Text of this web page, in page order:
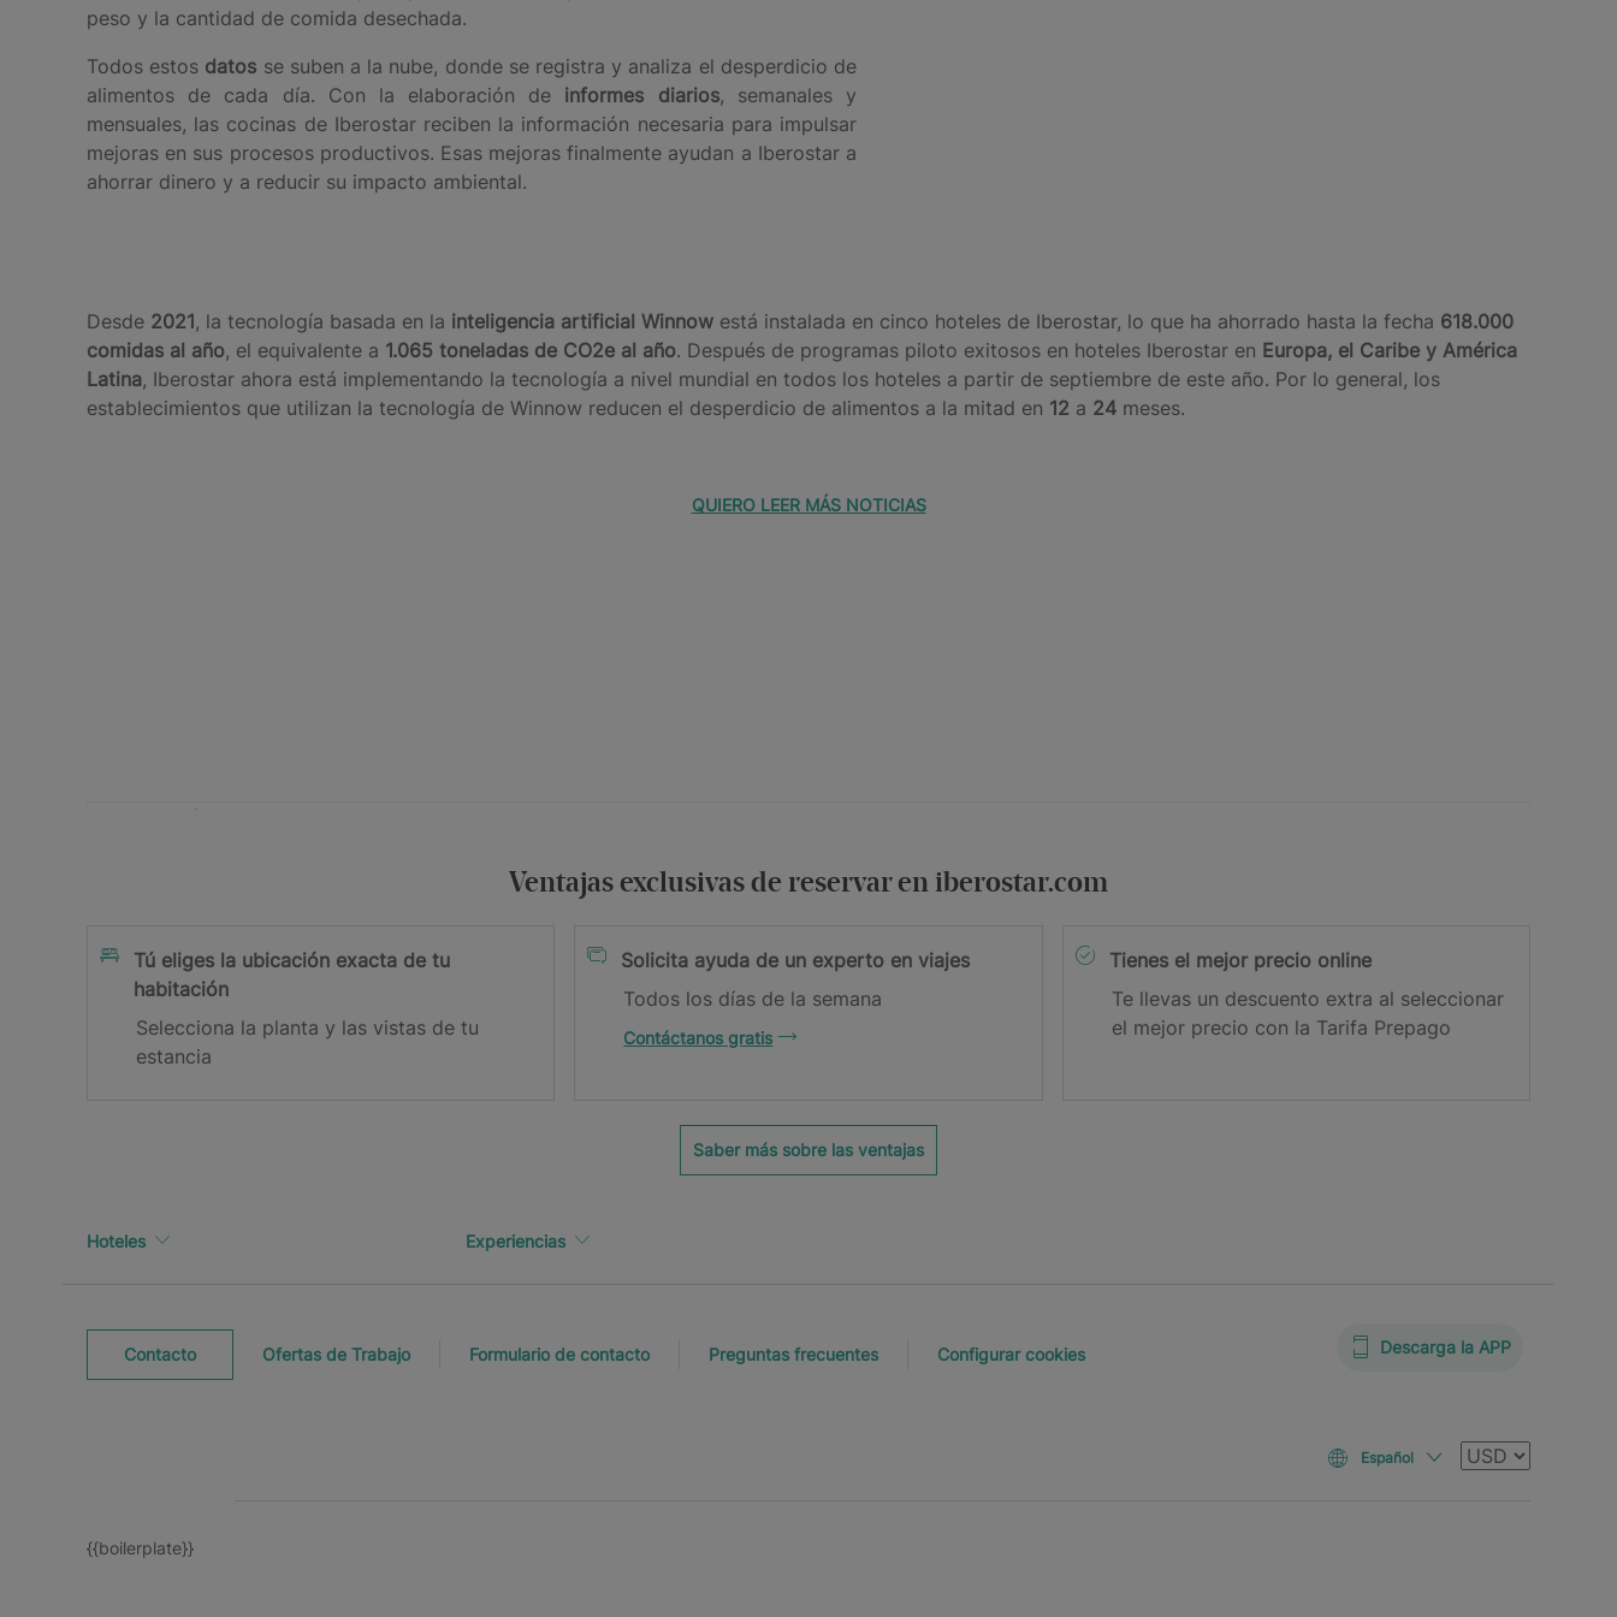
peso y la cantidad de comida desechada.
Todos estos datos se suben a la nube, donde se registra y analiza el desperdicio de
alimentos de cada día. Con la elaboración de informes diarios, semanales y
mensuales, las cocinas de Iberostar reciben la información necesaria para impulsar
mejoras en sus procesos productivos. Esas mejoras finalmente ayudan a Iberostar a
ahorrar dinero y a reducir su impacto ambiental.
Desde 2021, la tecnología basada en la inteligencia artificial Winnow está instalada en cinco hoteles de Iberostar, lo que ha ahorrado hasta la fecha 618.000
comidas al año, el equivalente a 1.065 toneladas de CO2e al año. Después de programas piloto exitosos en hoteles Iberostar en Europa, el Caribe y América
Latina, Iberostar ahora está implementando la tecnología a nivel mundial en todos los hoteles a partir de septiembre de este año. Por lo general, los
establecimientos que utilizan la tecnología de Winnow reducen el desperdicio de alimentos a la mitad en 12 a 24 meses.
QUIERO LEER MÁS NOTICIAS
Términos y condiciones
¡Gracias por suscribirte!
Revisa tu bandeja de correo para confirmar tu email.
Ventajas exclusivas de reservar en iberostar.com
Tú eliges la ubicación exacta de tu
habitación
Selecciona la planta y las vistas de tu
estancia
Solicita ayuda de un experto en viajes
Todos los días de la semana
Contáctanos gratis
Tienes el mejor precio online
Te llevas un descuento extra al seleccionar
el mejor precio con la Tarifa Prepago
Saber más sobre las ventajas
Hoteles Experiencias
Contacto Ofertas de Trabajo Formulario de contacto Preguntas frecuentes Configurar cookies
{{boilerplate}}
Español Moneda
Descarga la APP